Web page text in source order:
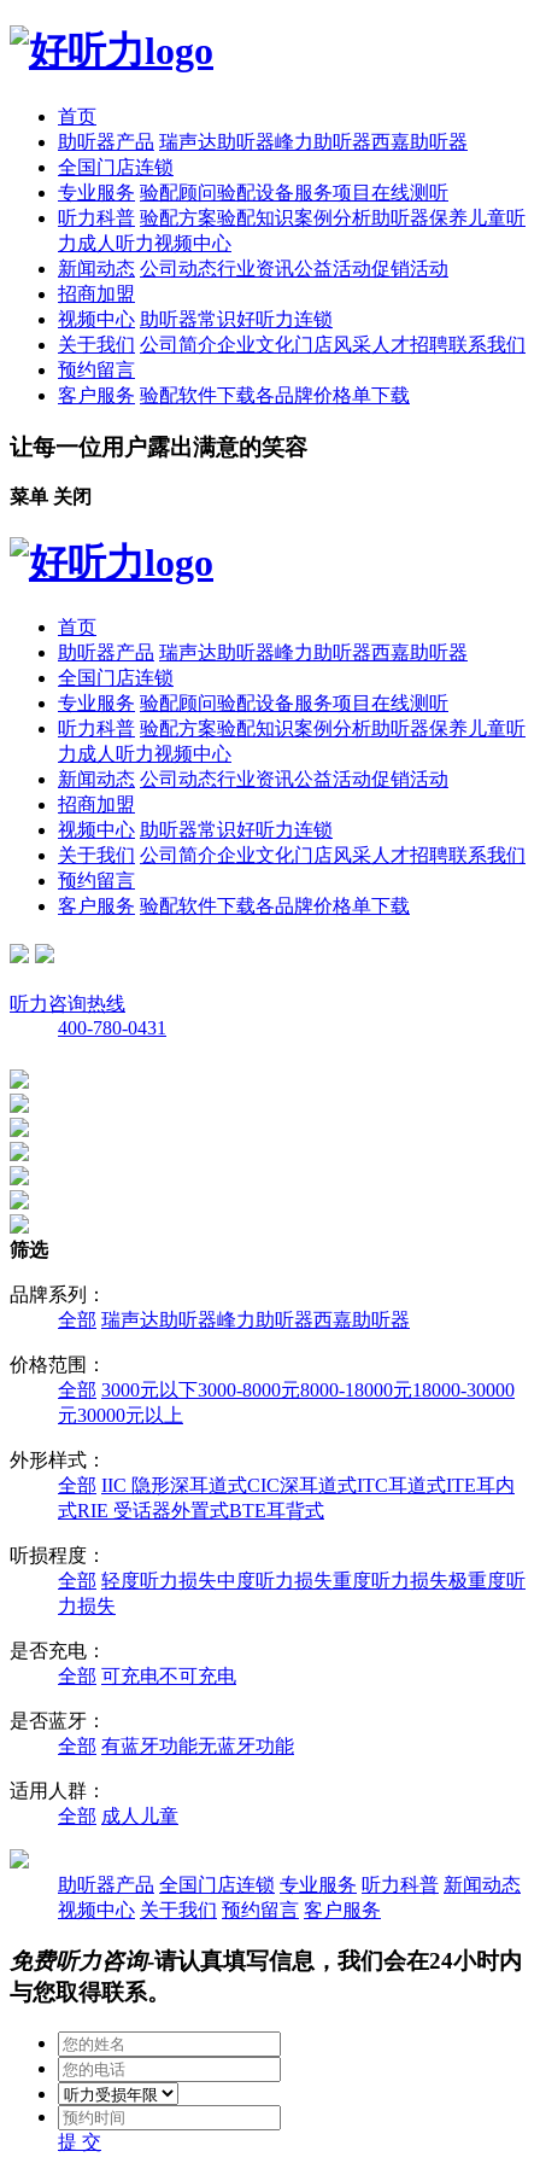
首页
助听器产品 瑞声达助听器峰力助听器西嘉助听器
全国门店连锁
专业服务 验配顾问验配设备服务项目 在线测听
听力科普 验配方案验配知识案例分析助听器保养 儿童听
力 成人听力视频中心
新闻动态 公司动态行业资讯公益活动促销活动
招商加盟
视频中心 助听器常识好听力连锁
关于我们 公司简介企业文化门店风采人才招聘联系我们
预约留言
客户服务 验配软件下载各品牌价格单下载
让每一位用户露出满意的笑容
菜单 关闭
首页
助听器产品 瑞声达助听器峰力助听器西嘉助听器
全国门店连锁
专业服务 验配顾问验配设备服务项目 在线测听
听力科普 验配方案验配知识案例分析助听器保养 儿童听
力 成人听力视频中心
新闻动态 公司动态行业资讯公益活动促销活动
招商加盟
视频中心 助听器常识好听力连锁
关于我们 公司简介企业文化门店风采人才招聘联系我们
预约留言
客户服务 验配软件下载各品牌价格单下载
听力咨询热线
400-780-0431
筛选
品牌系列：
全部 瑞声达助听器峰力助听器西嘉助听器
价格范围：
全部 3000元以下3000-8000元8000-18000元18000-30000
元30000元以上
外形样式：
全部 IIC 隐形深耳道式CIC深耳道式ITC耳道式ITE耳内
式RIE 受话器外置式BTE耳背式
听损程度：
全部 轻度听力损失中度听力损失重度听力损失极重度听
力损失
是否充电：
全部 可充电不可充电
是否蓝牙：
全部 有蓝牙功能无蓝牙功能
适用人群：
全部 成人 儿童
助听器产品 全国门店连锁 专业服务 听力科普 新闻动态
视频中心 关于我们 预约留言 客户服务
免费听力咨询-请认真填写信息，我们会在24小时内
与您取得联系。
提 交